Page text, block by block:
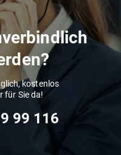
kostenlos
für Sie da!
‌99 116